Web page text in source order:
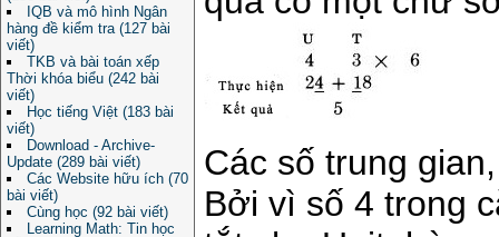
IQB và mô hình Ngân
hàng đề kiểm tra (127 bài
viết)
TKB và bài toán xếp
Thời khóa biểu (242 bài
viết)
Học tiếng Việt (183 bài
viết)
Download - Archive-
Update (289 bài viết)
Các Website hữu ích (70
bài viết)
Cùng học (92 bài viết)
Learning Math: Tin học
Các số trung
Bởi vì số 4 trong